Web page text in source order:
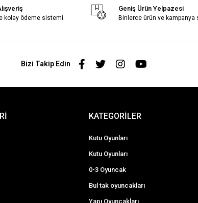
kolay ödeme sistemi
Geniş Ürün Yelpazesi
Binlerce ürün ve kampanya
Bizi Takip Edin
KATEGORİLER
Kutu Oyunları
Kutu Oyunları
0-3 Oyuncak
Bul tak oyuncakları
Yapı Oyuncakları